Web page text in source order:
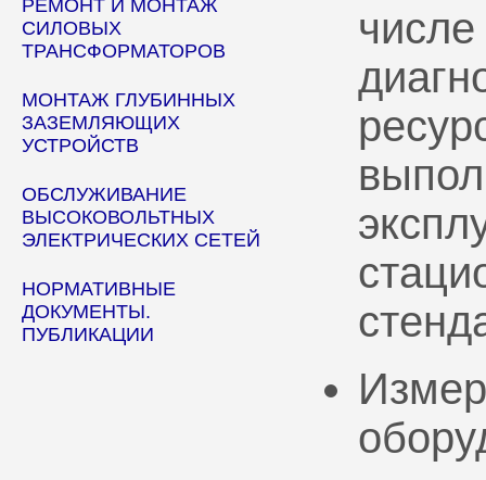
РЕМОНТ И МОНТАЖ
СИЛОВЫХ
ТРАНСФОРМАТОРОВ
МОНТАЖ ГЛУБИННЫХ
ЗАЗЕМЛЯЮЩИХ
УСТРОЙСТВ
ОБСЛУЖИВАНИЕ
ВЫСОКОВОЛЬТНЫХ
ЭЛЕКТРИЧЕСКИХ СЕТЕЙ
НОРМАТИВНЫЕ
ДОКУМЕНТЫ.
ПУБЛИКАЦИИ